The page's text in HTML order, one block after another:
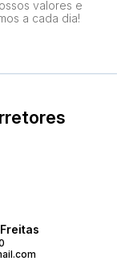
valores e
a cada dia!